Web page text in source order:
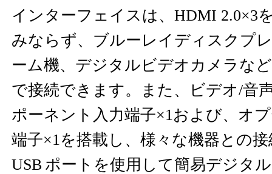
インターフェイスは、HDMI 2.0×3
みならず、ブルーレイディスクプ
ーム機、デジタルビデオカメラな
で接続できます。また、ビデオ/音
ポーネント入力端子×1および、オ
端子×1を搭載し、様々な機器との
USB ポートを使用して簡易デジタ